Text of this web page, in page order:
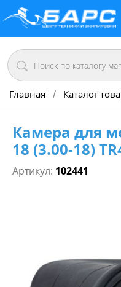
Главная / Каталог
Камера для
18 (3.00-18)
Артикул: 102441